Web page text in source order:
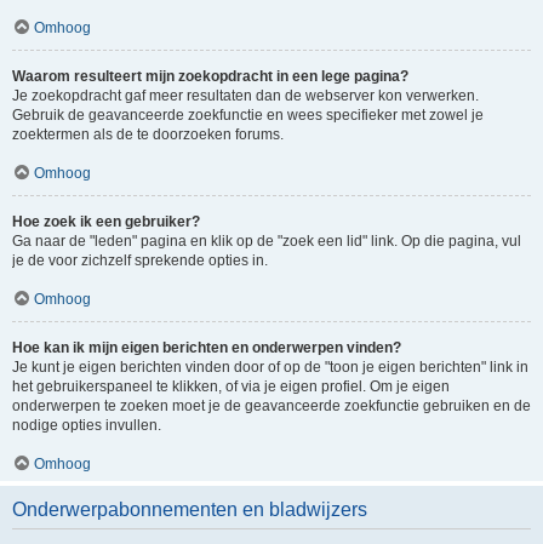
Omhoog
Waarom resulteert mijn zoekopdracht in een lege pagina?
Je zoekopdracht gaf meer resultaten dan de webserver kon verwerken.
Gebruik de geavanceerde zoekfunctie en wees specifieker met zowel je
zoektermen als de te doorzoeken forums.
Omhoog
Hoe zoek ik een gebruiker?
Ga naar de "leden" pagina en klik op de "zoek een lid" link. Op die pagina, vul
je de voor zichzelf sprekende opties in.
Omhoog
Hoe kan ik mijn eigen berichten en onderwerpen vinden?
Je kunt je eigen berichten vinden door of op de "toon je eigen berichten" link in
het gebruikerspaneel te klikken, of via je eigen profiel. Om je eigen
onderwerpen te zoeken moet je de geavanceerde zoekfunctie gebruiken en de
nodige opties invullen.
Omhoog
Onderwerpabonnementen en bladwijzers